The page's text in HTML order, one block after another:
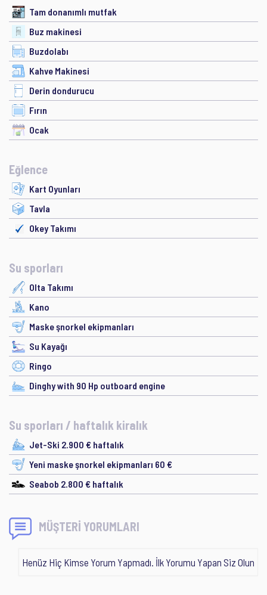
Tam donanımlı mutfak
Buz makinesi
Buzdolabı
Kahve Makinesi
Derin dondurucu
Fırın
Ocak
Eğlence
Kart Oyunları
Tavla
Okey Takımı
Su sporları
Olta Takımı
Kano
Maske şnorkel ekipmanları
Su Kayağı
Ringo
Dinghy with 90 Hp outboard engine
Su sporları / haftalık kiralık
Jet-Ski 2.900 € haftalık
Yeni maske şnorkel ekipmanları 60 €
Seabob 2.800 € haftalık
MÜŞTERİ YORUMLARI
Henüz Hiç Kimse Yorum Yapmadı. İlk Yorumu Yapan Siz Olun